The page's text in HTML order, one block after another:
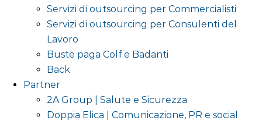
Servizi di outsourcing per Commercialisti
Servizi di outsourcing per Consulenti del
Lavoro
Buste paga Colf e Badanti
Back
Partner
2A Group | Salute e Sicurezza
Doppia Elica | Comunicazione, PR e social